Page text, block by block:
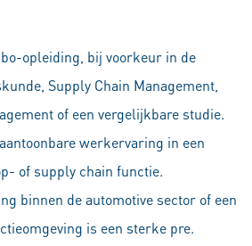
opleiding, bij voorkeur in de
Supply Chain Management,
of een vergelijkbare studie.
werkervaring in een
of supply chain functie.
binnen de automotive sector of een
is een sterke pre.